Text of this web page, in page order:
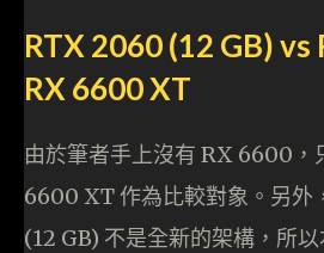
RTX 2060 (12 GB)
RX 6600 XT
由於筆者手上沒有 RX 6600，
6600 XT 作為比較對象。另外
(12 GB) 不是全新的架構，所